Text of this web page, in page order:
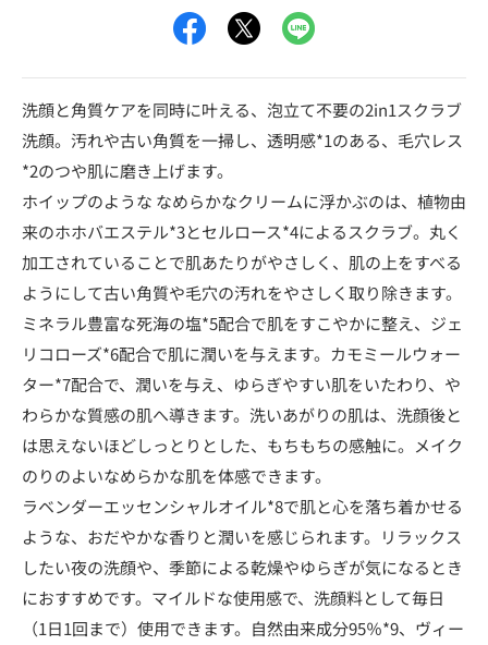
洗顔と角質ケアを同時に叶える、泡立て不要の2in1スクラブ
洗顔。汚れや古い角質を一掃し、透明感*1のある、毛穴レス
*2のつや肌に磨き上げます。
ホイップのような なめらかなクリームに浮かぶのは、植物由
来のホホバエステル*3とセルロース*4によるスクラブ。丸く
加工されていることで肌あたりがやさしく、肌の上をすべる
ようにして古い角質や毛穴の汚れをやさしく取り除きます。
ミネラル豊富な死海の塩*5配合で肌をすこやかに整え、ジェ
リコローズ*6配合で肌に潤いを与えます。カモミールウォー
ター*7配合で、潤いを与え、ゆらぎやすい肌をいたわり、や
わらかな質感の肌へ導きます。洗いあがりの肌は、洗顔後と
は思えないほどしっとりとした、もちもちの感触に。メイク
のりのよいなめらかな肌を体感できます。
ラベンダーエッセンシャルオイル*8で肌と心を落ち着かせる
ような、おだやかな香りと潤いを感じられます。リラックス
したい夜の洗顔や、季節による乾燥やゆらぎが気になるとき
におすすめです。マイルドな使用感で、洗顔料として毎日
（1日1回まで）使用できます。自然由来成分95％*9、ヴィー